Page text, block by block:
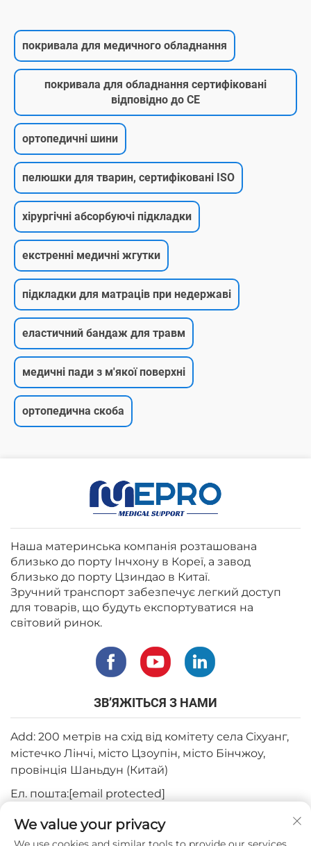
покривала для медичного обладнання
покривала для обладнання сертифіковані
відповідно до CE
ортопедичні шини
пелюшки для тварин, сертифіковані ISO
хірургічні абсорбуючі підкладки
екстренні медичні жгутки
підкладки для матраців при недержаві
еластичний бандаж для травм
медичні пади з м'якої поверхні
ортопедична скоба
Наша материнська компанія розташована
близько до порту Інчхону в Кореї, а завод
близько до порту Цзиндао в Китаї.
Зручний транспорт забезпечує легкий доступ
для товарів, що будуть експортуватися на
світовий ринок.
ЗВ’ЯЖІТЬСЯ З НАМИ
Add: 200 метрів на схід від комітету села Сіхуанг,
містечко Лінчі, місто Цзоупін, місто Бінчжоу,
провінція Шаньдун (Китай)
Ел. пошта:[email protected]
Тел.:
+82-3180427370
Телефон:+86-15564344404
We value your privacy